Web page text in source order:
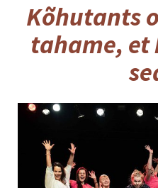
Kõhutants
tahame,